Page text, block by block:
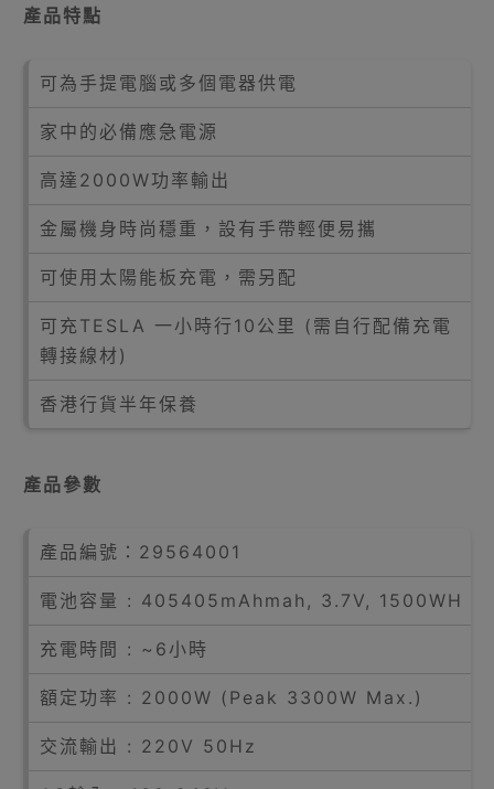
產品特點
可為手提電腦或多個電器供電
家中的必備應急電源
高達2000W功率輸出
金屬機身時尚穩重，設有手帶輕便易攜
可使用太陽能板充電，需另配
可充TESLA 一小時行10公里 (需自行配備充電
轉接線材)
香港行貨半年保養
產品參數
產品編號：29564001
電池容量 : 405405mAhmah, 3.7V, 1500WH
充電時間 : ~6小時
額定功率 : 2000W (Peak 3300W Max.)
交流輸出 : 220V 50Hz